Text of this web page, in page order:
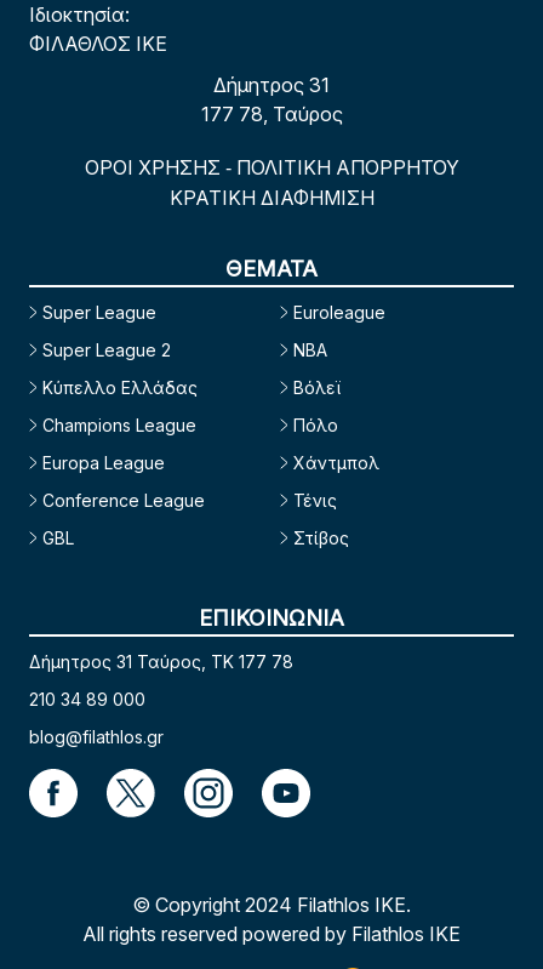
Ιδιοκτησία:
ΦΙΛΑΘΛΟΣ ΙΚΕ
Δήμητρος 31
177 78, Ταύρος
ΟΡΟΙ ΧΡΗΣΗΣ - ΠΟΛΙΤΙΚΗ ΑΠΟΡΡΗΤΟΥ
ΚΡΑΤΙΚΗ ΔΙΑΦΗΜΙΣΗ
ΘΕΜΑΤΑ
Super League
Super League 2
Κύπελλο Ελλάδας
Champions League
Europa League
Conference League
GBL
Euroleague
NBA
Βόλεϊ
Πόλο
Χάντμπολ
Τένις
Στίβος
ΕΠΙΚΟΙΝΩΝΙΑ
Δήμητρος 31 Ταύρος, TK 177 78
210 34 89 000
blog@filathlos.gr
© Copyright 2024 Filathlos ΙΚΕ.
All rights reserved powered by Filathlos ΙΚΕ